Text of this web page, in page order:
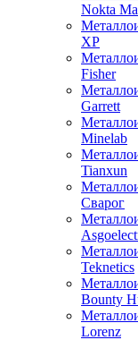
Nokta
XP
Fisher
Garrett
Minelab
Tianxun
Сварог
Teknetics
Bounty
Lorenz